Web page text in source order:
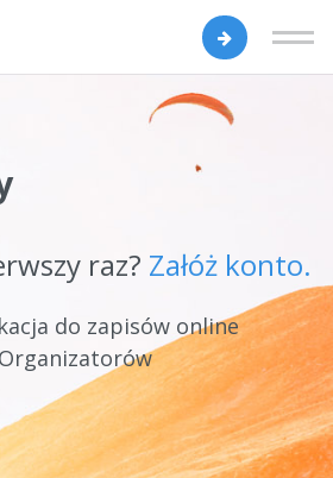
raz? Załóż konto.
do zapisów online